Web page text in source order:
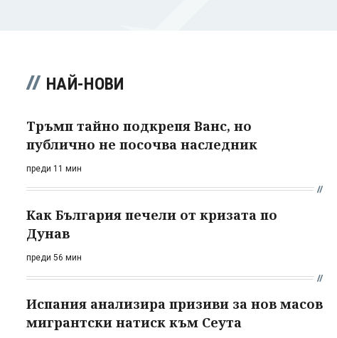
НАЙ-НОВИ
Тръмп тайно подкрепя Ванс, но
публично не посочва наследник
преди 11 мин
Как България печели от кризата по
Дунав
преди 56 мин
Испания анализира призиви за нов масов
мигрантски натиск към Сеута